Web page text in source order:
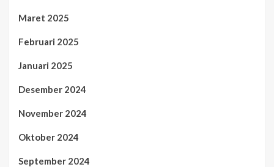
Maret 2025
Februari 2025
Januari 2025
Desember 2024
November 2024
Oktober 2024
September 2024